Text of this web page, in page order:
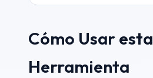
Cómo Usar esta
Herramienta